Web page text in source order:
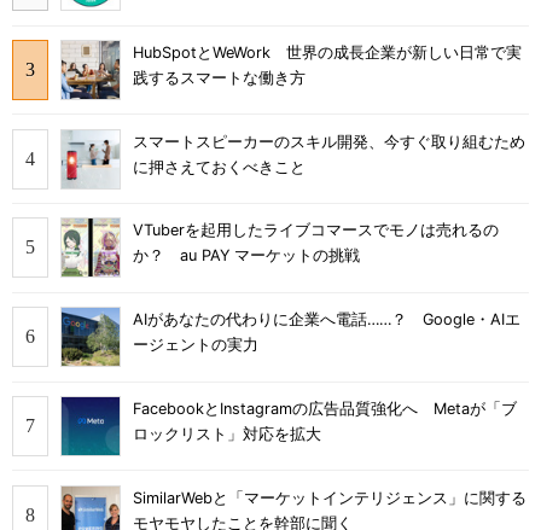
HubSpotとWeWork 世界の成長企業が新しい日常で実
践するスマートな働き方
スマートスピーカーのスキル開発、今すぐ取り組むため
に押さえておくべきこと
VTuberを起用したライブコマースでモノは売れるの
か？ au PAY マーケットの挑戦
AIがあなたの代わりに企業へ電話……？ Google・AIエ
ージェントの実力
FacebookとInstagramの広告品質強化へ Metaが「ブ
ロックリスト」対応を拡大
SimilarWebと「マーケットインテリジェンス」に関する
モヤモヤしたことを幹部に聞く